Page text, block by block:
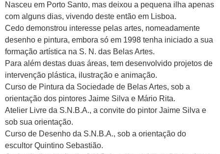
Nasceu em Porto Santo, mas deixou a pequena ilha apenas
com alguns dias, vivendo deste então em Lisboa.
Cedo demonstrou interesse pelas artes, nomeadamente
desenho e pintura, embora só em 1998 tenha iniciado a sua
formação artística na S. N. das Belas Artes.
Para além destas duas áreas, tem desenvolvido projetos de
intervenção plástica, ilustração e animação.
Curso de Pintura da Sociedade de Belas Artes, sob a
orientação dos pintores Jaime Silva e Mário Rita.
Atelier Livre da S.N.B.A., a convite do pintor Jaime Silva e
sob sua orientação.
Curso de Desenho da S.N.B.A., sob a orientação do
escultor Quintino Sebastião.